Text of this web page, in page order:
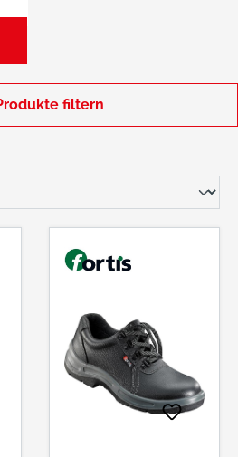
filtern